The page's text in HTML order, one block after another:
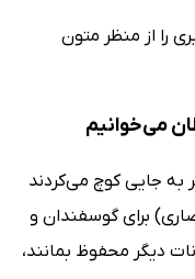
را از منظر متون
می‌خوانیم
به جایی کوچ مى‌کردند
برای گوسفندان و
دیگر محفوظ بمانند،